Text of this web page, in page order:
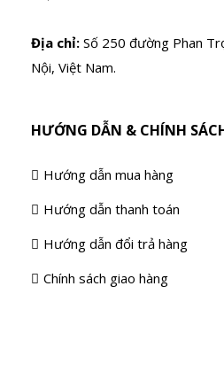
Địa chỉ: Số 250 đường Phan
Nội, Việt Nam.
HƯỚNG DẪN & CHÍNH
Hướng dẫn mua hàng
Hướng dẫn thanh toán
Hướng dẫn đổi trả hàng
Chính sách giao hàng